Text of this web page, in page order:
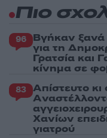
Πιο
96 Βγήκαν ξανά
για τη
Γρατσία και
κίνημα σε
83 Απίστευτο
Χανίων
γιατρού